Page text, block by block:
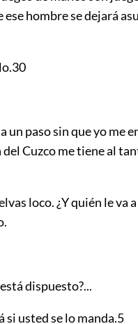
ese hombre se dejará
30
un paso sin que yo me
del Cuzco me tiene al
loco. ¿Y quién le va
dispuesto?...
usted se lo manda.5